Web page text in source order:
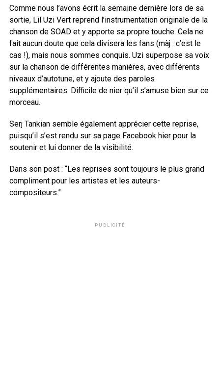
Comme nous l’avons écrit la semaine dernière lors de sa
sortie, Lil Uzi Vert reprend l’instrumentation originale de la
chanson de SOAD et y apporte sa propre touche. Cela ne
fait aucun doute que cela divisera les fans (màj : c’est le
cas !), mais nous sommes conquis. Uzi superpose sa voix
sur la chanson de différentes manières, avec différents
niveaux d’autotune, et y ajoute des paroles
supplémentaires. Difficile de nier qu’il s’amuse bien sur ce
morceau.
Serj Tankian semble également apprécier cette reprise,
puisqu’il s’est rendu sur sa page Facebook hier pour la
soutenir et lui donner de la visibilité.
Dans son post : “Les reprises sont toujours le plus grand
compliment pour les artistes et les auteurs-
compositeurs.”
PUBLICITÉ